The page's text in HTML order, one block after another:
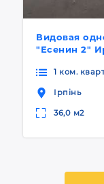
Видовая
"Есенин 2"
1 ком.
Ірпінь
36,0 м2